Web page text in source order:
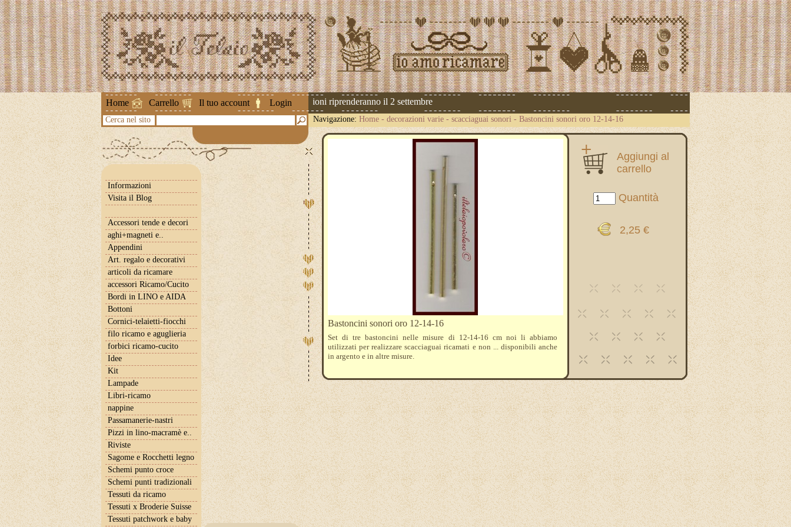
Home Carrello Il tuo account Login
Attenzione ! Le spedizioni riprenderanno il 2 settembre
Cerca nel sito Navigazione: Home - decorazioni varie - scacciaguai sonori - Bastoncini sonori oro 12-14-16
Informazioni
Visita il Blog
Accessori tende e decori
aghi+magneti e..
Appendini
Art. regalo e decorativi
articoli da ricamare
accessori Ricamo/Cucito
Bordi in LINO e AIDA
Bottoni
Cornici-telaietti-fiocchi
filo ricamo e aguglieria
forbici ricamo-cucito
Idee
Kit
Lampade
Libri-ricamo
nappine
Passamanerie-nastri
Pizzi in lino-macramè e..
Riviste
Sagome e Rocchetti legno
Schemi punto croce
Schemi punti tradizionali
Tessuti da ricamo
Tessuti x Broderie Suisse
Tessuti patchwork e baby
Aggiungi al
carrello
Quantità
2,25 €
Bastoncini sonori oro 12-14-16
Set di tre bastoncini nelle misure di 12-14-16 cm noi li abbiamo
utilizzati per realizzare scacciaguai ricamati e non ... disponibili anche
in argento e in altre misure.